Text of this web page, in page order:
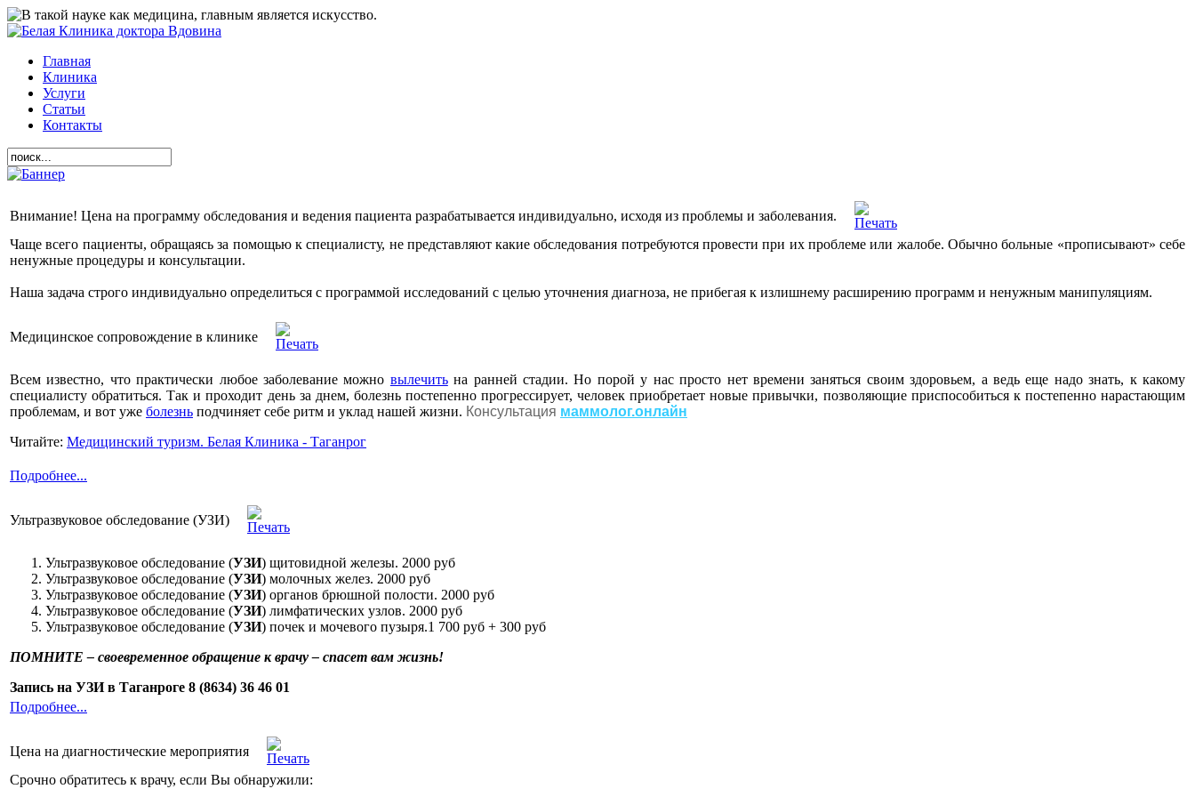
Главная
Клиника
Услуги
Статьи
Контакты
Внимание! Цена на программу обследования и ведения пациента разрабатывается индивидуально, исходя из проблемы и заболевания.
Чаще всего пациенты, обращаясь за помощью к специалисту, не представляют какие обследования потребуются провести при их проблеме или жалобе. Обычно больные «прописывают» себе
ненужные процедуры и консультации.
Наша задача строго индивидуально определиться с программой исследований с целью уточнения диагноза, не прибегая к излишнему расширению программ и ненужным манипуляциям.
Медицинское сопровождение в клинике
Всем известно, что практически любое заболевание можно вылечитьна ранней стадии. Но порой у нас просто нет времени заняться своим здоровьем, а ведь еще надо знать, к какому
специалисту обратиться. Так и проходит день за днем, болезнь постепенно прогрессирует, человек приобретает новые привычки, позволяющие приспособиться к постепенно нарастающим
проблемам, и вот уже болезнь подчиняет себе ритм и уклад нашей жизни. Консультация маммолог.онлайн
Читайте: Медицинский туризм. Белая Клиника - Таганрог
Подробнее...
Ультразвуковое обследование (УЗИ)
Ультразвуковое обследование (УЗИ) щитовидной железы. 2000 руб
Ультразвуковое обследование (УЗИ) молочных желез. 2000 руб
Ультразвуковое обследование (УЗИ) органов брюшной полости. 2000 руб
Ультразвуковое обследование (УЗИ) лимфатических узлов. 2000 руб
Ультразвуковое обследование (УЗИ) почек и мочевого пузыря.1 700 руб + 300 руб
ПОМНИТЕ – своевременное обращение к врачу – спасет вам жизнь!
Запись на УЗИ в Таганроге 8 (8634) 36 46 01
Подробнее...
Цена на диагностические мероприятия
Срочно обратитесь к врачу, если Вы обнаружили: